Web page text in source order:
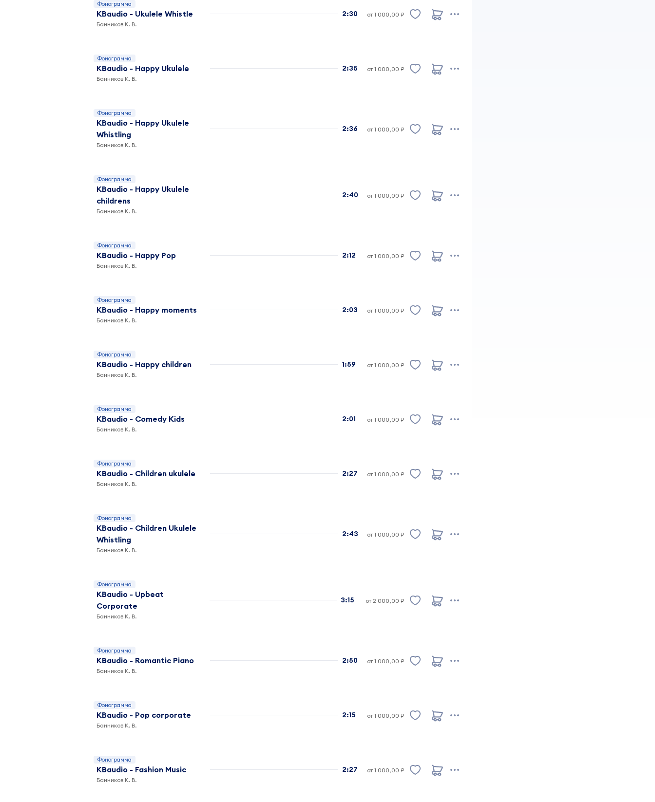
Фонограмма
KBaudio - Ukulele Whistle
Банников К. В.
2:30 от 1 000,00 ₽
Фонограмма
KBaudio - Happy Ukulele
Банников К. В.
2:35 от 1 000,00 ₽
Фонограмма
KBaudio - Happy Ukulele
Whistling
Банников К. В.
2:36 от 1 000,00 ₽
Фонограмма
KBaudio - Happy Ukulele
childrens
Банников К. В.
2:40 от 1 000,00 ₽
Фонограмма
KBaudio - Happy Pop
Банников К. В.
2:12 от 1 000,00 ₽
Фонограмма
KBaudio - Happy moments
Банников К. В.
2:03 от 1 000,00 ₽
Фонограмма
KBaudio - Happy children
Банников К. В.
1:59 от 1 000,00 ₽
Фонограмма
KBaudio - Comedy Kids
Банников К. В.
2:01 от 1 000,00 ₽
Фонограмма
KBaudio - Children ukulele
Банников К. В.
2:27 от 1 000,00 ₽
Фонограмма
KBaudio - Children Ukulele
Whistling
Банников К. В.
2:43 от 1 000,00 ₽
Фонограмма
KBaudio - Upbeat
Corporate
Банников К. В.
3:15 от 2 000,00 ₽
Фонограмма
KBaudio - Romantic Piano
Банников К. В.
2:50 от 1 000,00 ₽
Фонограмма
KBaudio - Pop corporate
Банников К. В.
2:15 от 1 000,00 ₽
Фонограмма
KBaudio - Fashion Music
Банников К. В.
2:27 от 1 000,00 ₽